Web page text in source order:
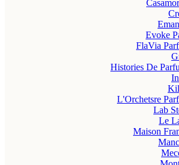
Evoke
FlaVia
Histories De
L'Orchetsre
Lab
Le
Maison